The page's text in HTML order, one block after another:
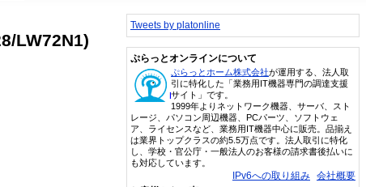
LW72N1)
Tweets by platonline
ぷらっとオンラインについて
ぷらっとホーム株式会社が運用する、法人取
引に特化した「業務用IT機器専門の調達支援
サイト」です。
1999年よりネットワーク機器、サーバ、スト
レージ、パソコン周辺機器、PCパーツ、ソフトウェ
ア、ライセンスなど、業務用IT機器中心に販売。品揃え
は業界トップクラスの約5.5万点です。法人取引に特化
し、学校・官公庁・一般法人のお客様の請求書後払いに
も対応しています。
IPv6への取り組み 会社概要